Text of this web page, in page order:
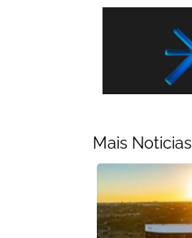
Mais Noticias